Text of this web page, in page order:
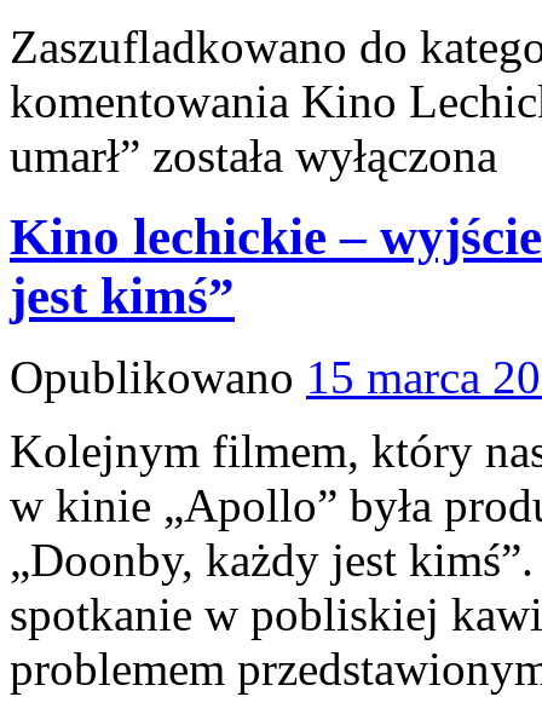
Zaszufladkowano do
komentowania Kino
umarł” została wyłączona
Kino lechickie –
jest kimś”
Opublikowano 15 marca
Kolejnym filmem, który
w kinie „Apollo” była
„Doonby, każdy jest
spotkanie w pobliskiej
problemem